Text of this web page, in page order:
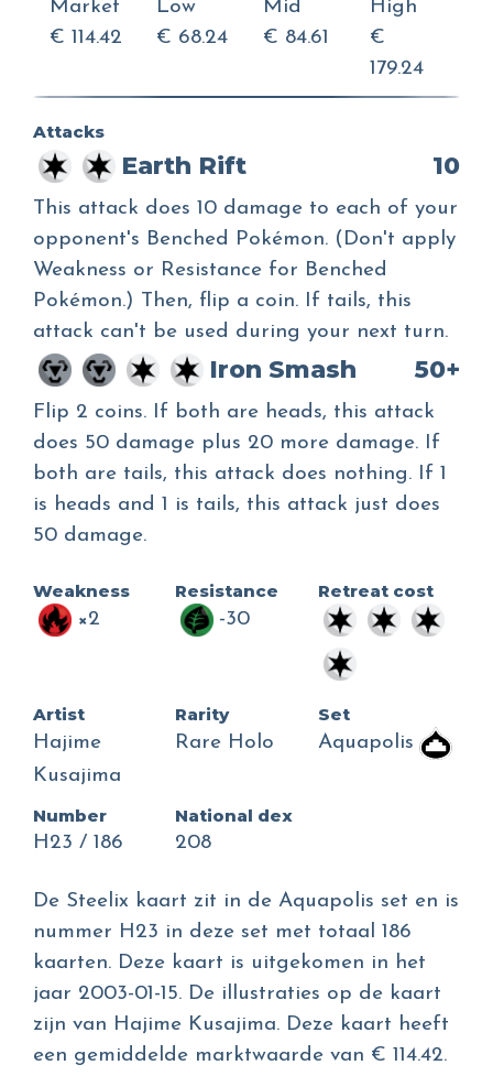
Market
€ 114.42
Low
€ 68.24
Mid
€ 84.61
High
€
179.24
Attacks
Earth Rift 10
This attack does 10 damage to each of your
opponent's Benched Pokémon. (Don't apply
Weakness or Resistance for Benched
Pokémon.) Then, flip a coin. If tails, this
attack can't be used during your next turn.
Iron Smash 50+
Flip 2 coins. If both are heads, this attack
does 50 damage plus 20 more damage. If
both are tails, this attack does nothing. If 1
is heads and 1 is tails, this attack just does
50 damage.
Weakness
×2
Resistance
-30
Retreat cost
Artist
Hajime
Kusajima
Rarity
Rare Holo
Set
Aquapolis
Number
H23 / 186
National dex
208
De Steelix kaart zit in de Aquapolis set en is
nummer H23 in deze set met totaal 186
kaarten. Deze kaart is uitgekomen in het
jaar 2003-01-15. De illustraties op de kaart
zijn van Hajime Kusajima. Deze kaart heeft
een gemiddelde marktwaarde van € 114.42.